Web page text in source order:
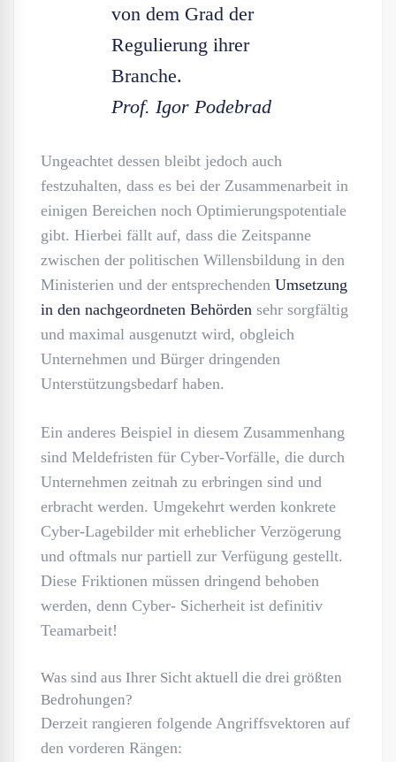
von dem Grad der
Regulierung ihrer
Branche.
Prof. Igor Podebrad
Ungeachtet dessen bleibt jedoch auch
festzuhalten, dass es bei der Zusammenarbeit in
einigen Bereichen noch Optimierungspotentiale
gibt. Hierbei fällt auf, dass die Zeitspanne
zwischen der politischen Willensbildung in den
Ministerien und der entsprechenden Umsetzung
in den nachgeordneten Behörden sehr sorgfältig
und maximal ausgenutzt wird, obgleich
Unternehmen und Bürger dringenden
Unterstützungsbedarf haben.
Ein anderes Beispiel in diesem Zusammenhang
sind Meldefristen für Cyber-Vorfälle, die durch
Unternehmen zeitnah zu erbringen sind und
erbracht werden. Umgekehrt werden konkrete
Cyber-Lagebilder mit erheblicher Verzögerung
und oftmals nur partiell zur Verfügung gestellt.
Diese Friktionen müssen dringend behoben
werden, denn Cyber- Sicherheit ist definitiv
Teamarbeit!
Was sind aus Ihrer Sicht aktuell die drei größten
Bedrohungen?
Derzeit rangieren folgende Angriffsvektoren auf
den vorderen Rängen: